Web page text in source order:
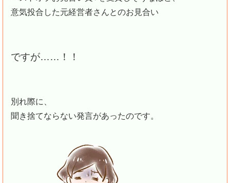
意気投合した元経営者さんとのお見合い
ですが……！！
別れ際に、
聞き捨てならない発言があったのです。